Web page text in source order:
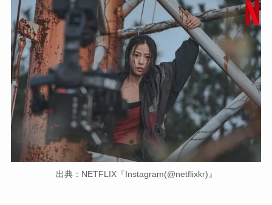
出典：NETFLIX『Instagram(@netflixkr)』